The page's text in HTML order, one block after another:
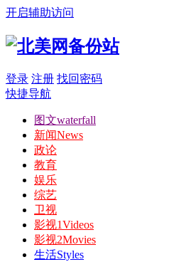
开启辅助访问
登录 注册 找回密码
快捷导航
图文waterfall
新闻News
政论
教育
娱乐
综艺
卫视
影视1Videos
影视2Movies
生活Styles